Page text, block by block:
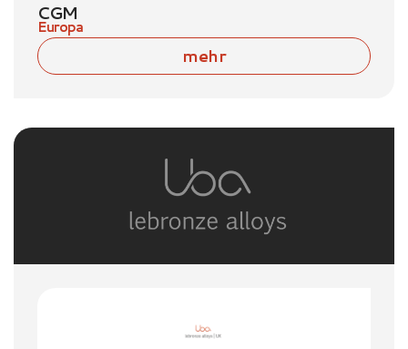
CGM
Europa
mehr